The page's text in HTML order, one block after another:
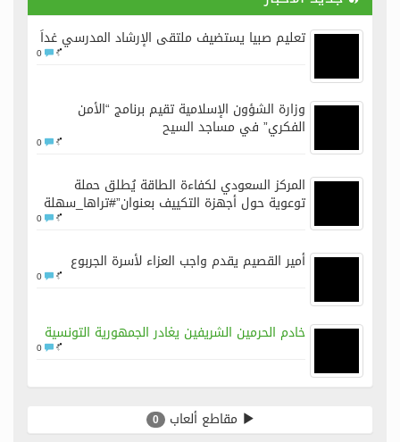
مستشار الأمن القومي الأميركي يبعث برسائل لوزير دفاع فنزويلا.. وهذا ما يطلبه
تعليم صبيا يستضيف ملتقى الإرشاد المدرسي غداً
وزارة الشؤون الإسلامية تقيم برنامج “الأمن
الفكري” في مساجد السيح
المركز السعودي لكفاءة الطاقة يُطلق حملة
توعوية حول أجهزة التكييف بعنوان”#تراها_سهلة
أمير القصيم يقدم واجب العزاء لأسرة الجربوع
خادم الحرمين الشريفين يغادر الجمهورية التونسية
مقاطع ألعاب 0